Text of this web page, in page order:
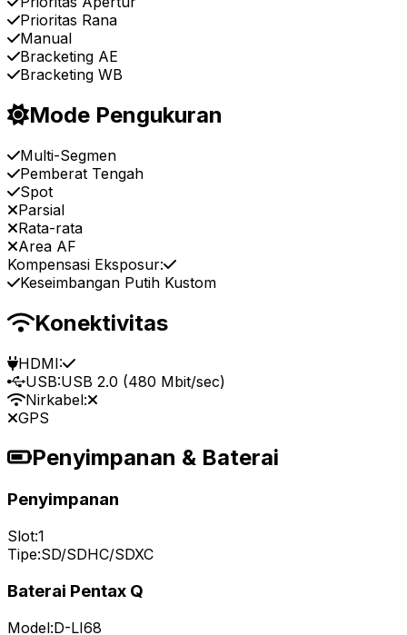
Prioritas Rana
Manual
Bracketing AE
Bracketing WB
Mode Pengukuran
Multi-Segmen
Pemberat Tengah
Spot
Parsial
Rata-rata
Area AF
Kompensasi Eksposur:
Keseimbangan Putih Kustom
Konektivitas
HDMI:
USB:USB 2.0 (480 Mbit/sec)
Nirkabel:
GPS
Penyimpanan & Baterai
Penyimpanan
Slot:1
Tipe:SD/SDHC/SDXC
Baterai Pentax Q
Model:D-LI68